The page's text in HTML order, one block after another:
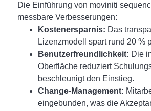
Die Einführung von moviniti
messbare Verbesserungen:
Kostenersparnis: Das
Lizenzmodell spart rund 20 %
Benutzerfreundlichkeit: Die
Oberfläche reduziert
beschleunigt den Einstieg.
Change-Management:
eingebunden, was die